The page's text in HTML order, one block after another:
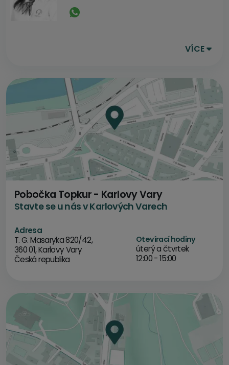
VÍCE
Pobočka Topkur - Karlovy Vary
Stavte se u nás v Karlových Varech
Adresa
T. G. Masaryka 820/42,
360 01, Karlovy Vary
Česká republika
Otevírací hodiny
úterý a čtvrtek
12:00 - 15:00